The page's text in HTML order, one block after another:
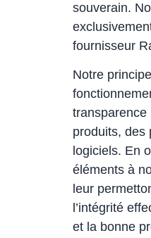
souverain.
fournisseur
Notre
transparence
produits, des
logiciels. En
éléments à
leur
l’intégrité
et la bonne